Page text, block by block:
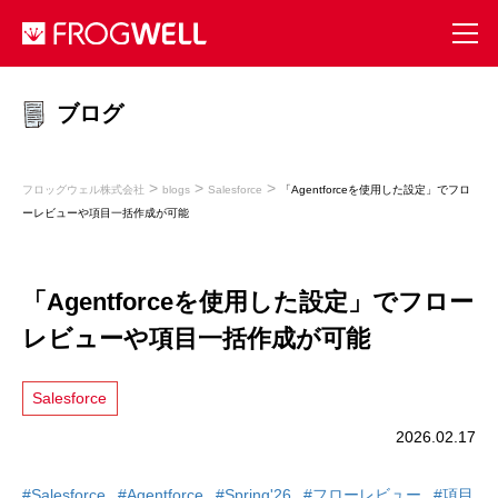
ブログ
フロッグウェル株式会社 > blogs > Salesforce >
「Agentforceを使用した設定」でフロ
ーレビューや項目一括作成が可能
「Agentforceを使用した設定」でフロー
レビューや項目一括作成が可能
Salesforce
2026.02.17